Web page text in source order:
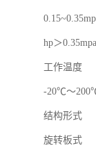
hp＞0.35mpa
工作温度
-20℃～
结构形式
旋转板式